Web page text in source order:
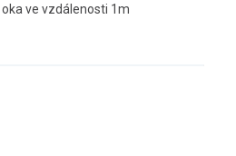
ve vzdálenosti 1m